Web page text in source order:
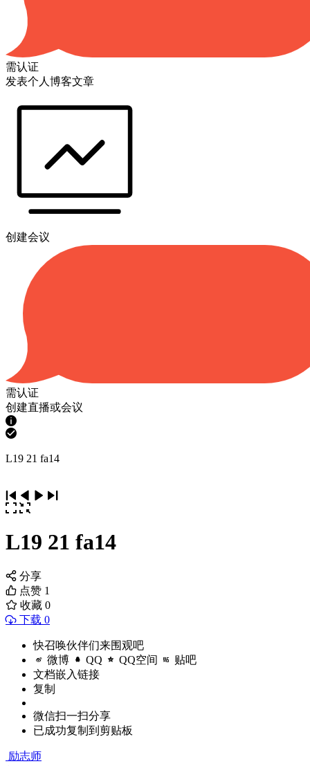
需认证
发表个人博客文章
创建会议
需认证
创建直播或会议
L19 21 fa14
L19 21 fa14
分享
点赞 1
收藏 0
下载 0
快召唤伙伴们来围观吧
微博 QQ QQ空间 贴吧
文档嵌入链接
复制
微信扫一扫分享
已成功复制到剪贴板
励志师